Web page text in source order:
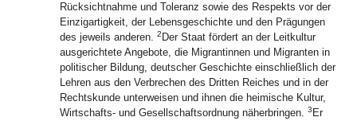
Rücksichtnahme und Toleranz sowie des Respekts vor der
Einzigartigkeit, der Lebensgeschichte und den Prägungen
des jeweils anderen. 2 Der Staat fördert an der Leitkultur
ausgerichtete Angebote, die Migrantinnen und Migranten in
politischer Bildung, deutscher Geschichte einschließlich der
Lehren aus den Verbrechen des Dritten Reiches und in der
Rechtskunde unterweisen und ihnen die heimische Kultur,
Wirtschafts- und Gesellschaftsordnung näherbringen. 3 Er